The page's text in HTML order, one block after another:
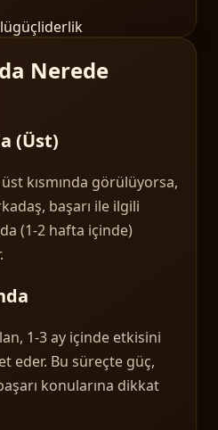
güçliderlik
Nerede
(Üst)
kısmında görülüyorsa,
başarı ile ilgili
(1-2 hafta içinde)
1-3 ay içinde etkisini
eder. Bu süreçte güç,
konularına dikkat